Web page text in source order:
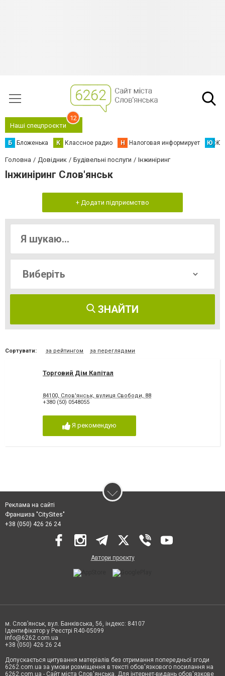
Наші спецпроєкти
12
Б Бложенька К Классное радио Н Налоговая информирует Ю
Головна Довідник Будівельні послуги Інжиніринг
Інжиніринг Слов'янськ
+ Додати підприємство
ЗНАЙТИ
Сортувати: за рейтингом за переглядами
Торговий Дім Капітал
84100, Слов'янськ, вулиця Свободи, 88
+380 (50) 0548055
Я рекомендую
Реклама на сайті
Франшиза "CitySites"
+38 (050) 426 26 24
Автори проєкту
м. Слов’янськ, вул. Банківська, 56, індекс: 84107
Ідентифікатор у Реєстрі R40-05099
info@6262.com.ua
+38 (050) 426 26 24
Допускається цитування матеріалів без отримання попередньої згоди
6262.com.ua за умови розміщення в тексті обов'язкового посилання на
6262.com.ua - Сайт міста Слов'янська. Для інтернет-видань обов'язкове